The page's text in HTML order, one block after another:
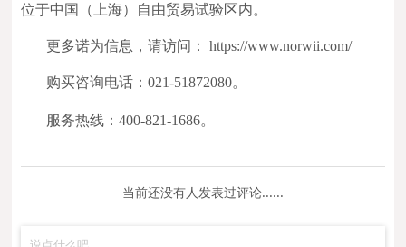
位于中国（上海）自由贸易试验区内。
更多诺为信息，请访问： https://www.norwii.com/
购买咨询电话：021-51872080。
服务热线：400-821-1686。
当前还没有人发表过评论......